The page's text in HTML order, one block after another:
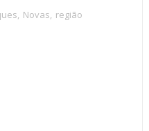
, Novas, região